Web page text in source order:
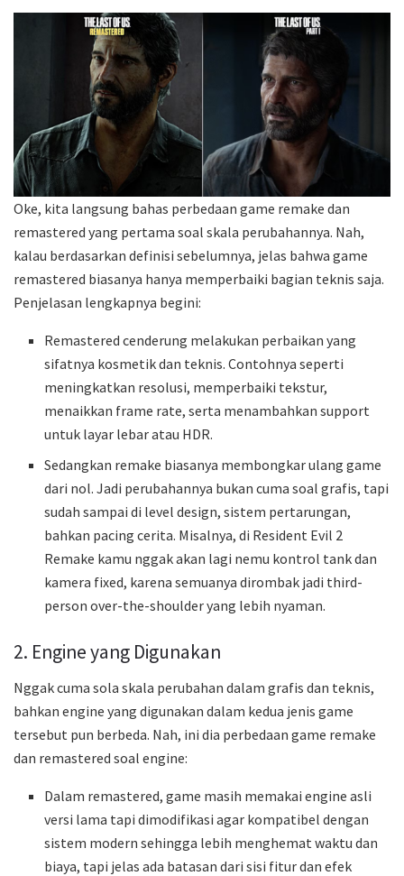
Oke, kita langsung bahas perbedaan game remake dan
remastered yang pertama soal skala perubahannya. Nah,
kalau berdasarkan definisi sebelumnya, jelas bahwa game
remastered biasanya hanya memperbaiki bagian teknis saja.
Penjelasan lengkapnya begini:
Remastered cenderung melakukan perbaikan yang
sifatnya kosmetik dan teknis. Contohnya seperti
meningkatkan resolusi, memperbaiki tekstur,
menaikkan frame rate, serta menambahkan support
untuk layar lebar atau HDR.
Sedangkan remake biasanya membongkar ulang game
dari nol. Jadi perubahannya bukan cuma soal grafis, tapi
sudah sampai di level design, sistem pertarungan,
bahkan pacing cerita. Misalnya, di Resident Evil 2
Remake kamu nggak akan lagi nemu kontrol tank dan
kamera fixed, karena semuanya dirombak jadi third-
person over-the-shoulder yang lebih nyaman.
2. Engine yang Digunakan
Nggak cuma sola skala perubahan dalam grafis dan teknis,
bahkan engine yang digunakan dalam kedua jenis game
tersebut pun berbeda. Nah, ini dia perbedaan game remake
dan remastered soal engine:
Dalam remastered, game masih memakai engine asli
versi lama tapi dimodifikasi agar kompatibel dengan
sistem modern sehingga lebih menghemat waktu dan
biaya, tapi jelas ada batasan dari sisi fitur dan efek